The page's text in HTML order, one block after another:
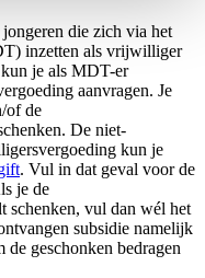
die zich via het
inzetten als vrijwilliger
je als MDT-er
aanvragen. Je
of de
De niet-
kun je
. Vul in dat geval voor de
je de
schenken, vul dan wél het
subsidie namelijk
de geschonken bedragen